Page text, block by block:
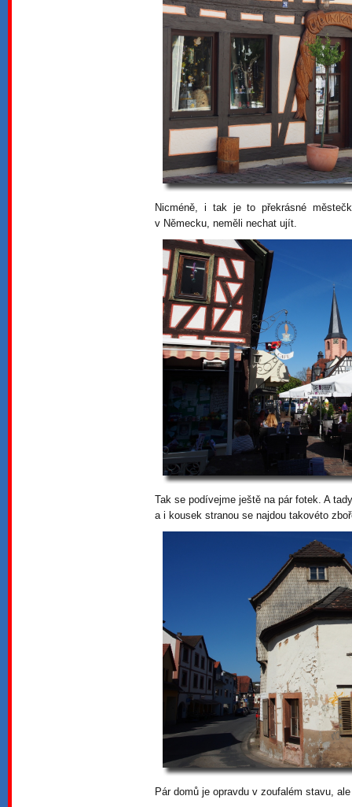
Nicméně, i tak je to překrásné
v Německu, neměli nechat ujít.
Tak se podívejme ještě na pár fotek. A
a i kousek stranou se najdou takovéto
Pár domů je opravdu v zoufalém stavu,